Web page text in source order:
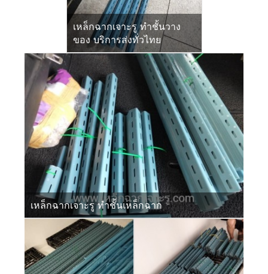
เหล็กฉากเจาะรู ทำชั้นวาง
ของ บริการส่งทั่วไทย
เหล็กฉากเจาะรู ทำชั้นเหล็กฉาก